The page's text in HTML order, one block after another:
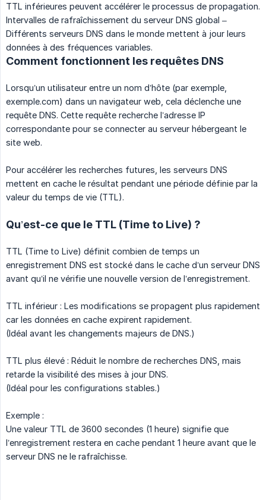
TTL inférieures peuvent accélérer le processus de propagation.
Intervalles de rafraîchissement du serveur DNS global –
Différents serveurs DNS dans le monde mettent à jour leurs
données à des fréquences variables.
Comment fonctionnent les requêtes DNS
Lorsqu’un utilisateur entre un nom d’hôte (par exemple,
exemple.com) dans un navigateur web, cela déclenche une
requête DNS. Cette requête recherche l’adresse IP
correspondante pour se connecter au serveur hébergeant le
site web.
Pour accélérer les recherches futures, les serveurs DNS
mettent en cache le résultat pendant une période définie par la
valeur du temps de vie (TTL).
Qu’est-ce que le TTL (Time to Live) ?
TTL (Time to Live) définit combien de temps un
enregistrement DNS est stocké dans le cache d’un serveur DNS
avant qu’il ne vérifie une nouvelle version de l’enregistrement.
TTL inférieur : Les modifications se propagent plus rapidement
car les données en cache expirent rapidement.
(Idéal avant les changements majeurs de DNS.)
TTL plus élevé : Réduit le nombre de recherches DNS, mais
retarde la visibilité des mises à jour DNS.
(Idéal pour les configurations stables.)
Exemple :
Une valeur TTL de 3600 secondes (1 heure) signifie que
l’enregistrement restera en cache pendant 1 heure avant que le
serveur DNS ne le rafraîchisse.